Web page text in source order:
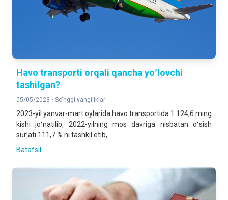
Havo transporti orqali qancha yoʻlovchi
tashilgan?
05/05/2023 • So'nggi yangiliklar
2023-yil yanvar-mart oylarida havo transportida 1 124,6 ming
kishi joʻnatilib, 2022-yilning mos davriga nisbatan oʻsish
surʼati 111,7 % ni tashkil etib,
Batafsil ...